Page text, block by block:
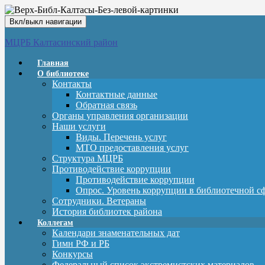
Вкл/выкл навигации
МЦРБ Калтасинский район
Главная
О библиотеке
Контакты
Контактные данные
Обратная связь
Органы управления организации
Наши услуги
Виды. Перечень услуг
МТО предоставления услуг
Структура МЦРБ
Противодействие коррупции
Противодействие коррупции
Опрос. Уровень коррупции в библиотечной
Сотрудники. Ветераны
История библиотек района
Коллегам
Календари знаменательных дат
Гимн РФ и РБ
Конкурсы